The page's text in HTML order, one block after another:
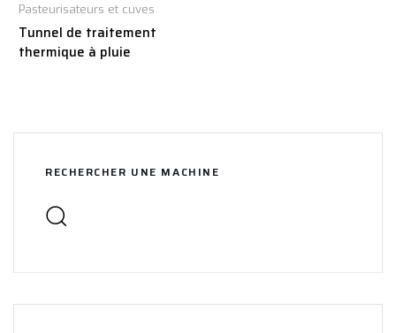
Pasteurisateurs et cuves
Tunnel de traitement
thermique à pluie
RECHERCHER UNE MACHINE